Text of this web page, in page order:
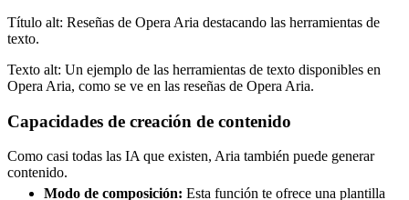
Título alt: Reseñas de Opera Aria destacando las herramientas de
texto.
Texto alt: Un ejemplo de las herramientas de texto disponibles en
Opera Aria, como se ve en las reseñas de Opera Aria.
Capacidades de creación de contenido
Como casi todas las IA que existen, Aria también puede generar
contenido.
Modo de composición: Esta función te ofrece una plantilla